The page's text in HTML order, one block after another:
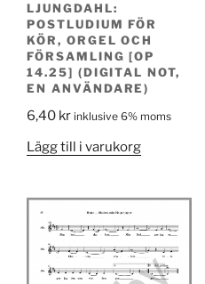
LJUNGDAHL:
POSTLUDIUM FÖR
KÖR, ORGEL OCH
FÖRSAMLING [OP
14.25] (DIGITAL NOT,
EN ANVÄNDARE)
6,40 kr inklusive 6% moms
Lägg till i varukorg